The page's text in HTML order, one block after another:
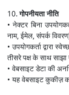
10.गोपनीयता नीति
• नेक्टर बिना
नाम, ईमेल, संपर्क
• उपयोगकर्ता द्वारा
तीसरे पक्ष के साथ साझा
• वेबसाइट डेटा की
• यह वेबसाइट कुकीज़